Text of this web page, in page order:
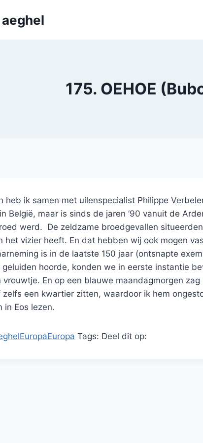
175. OEHOE
heb ik samen met uilenspecialist Philippe
België, maar is sinds de jaren ’90 vanuit de
werd. De zeldzame broedgevallen
het vizier heeft. En dat hebben wij ook mogen
is in de laatste 150 jaar (ontsnapte
hoorde, konden we in eerste instantie
vrouwtje. En op een blauwe maandagmorgen
zelfs een kwartier zitten, waardoor ik hem
in Eos lezen.
EuropaEuropa Tags: Deel dit op: